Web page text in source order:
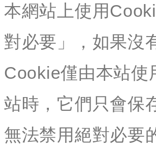
本網站上使用
對必要」，如果沒
Cookie僅由本站使
站時，它們只會保
無法禁用絕對必要